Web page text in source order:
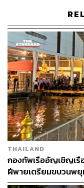
THAILAND
กองทัพเรืออัญเชิญเ
ฝีพายเตรียมขบวนพยุ